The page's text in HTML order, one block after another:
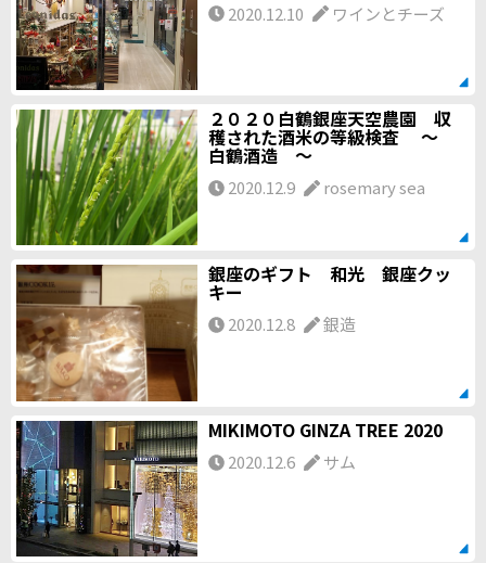
2020.12.10 ワインとチーズ
２０２０白鶴銀座天空農園 収
穫された酒米の等級検査 ～
白鶴酒造 ～
2020.12.9 rosemary sea
銀座のギフト 和光 銀座クッ
キー
2020.12.8 銀造
MIKIMOTO GINZA TREE 2020
2020.12.6 サム